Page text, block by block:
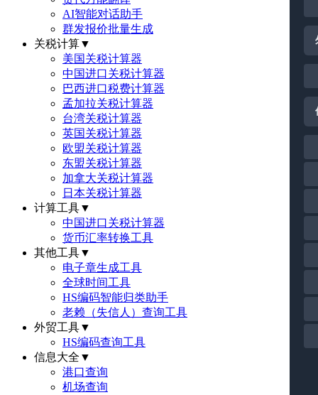
AI智能对话助手
群发报价批量生成
关税计算▼
美国关税计算器
中国进口关税计算器
巴西进口税费计算器
孟加拉关税计算器
台湾关税计算器
英国关税计算器
欧盟关税计算器
东盟关税计算器
加拿大关税计算器
日本关税计算器
计算工具▼
中国进口关税计算器
货币汇率转换工具
其他工具▼
电子章生成工具
全球时间工具
HS编码智能归类助手
老赖（失信人）查询工具
外贸工具▼
HS编码查询工具
信息大全 ▼
港口查询
机场查询